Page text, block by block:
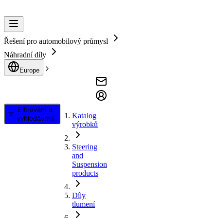
Řešení pro automobilový průmysl
Náhradní díly
Europe
Filtrování a
vyhledávání
Katalog
výrobků
Steering
and
Suspension
products
Díly
tlumení